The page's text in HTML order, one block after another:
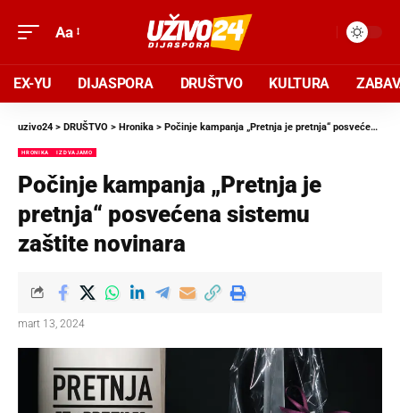
Aa
EX-YU DIJASPORA DRUŠTVO KULTURA
uzivo24 > DRUŠTVO > Hronika > Počinje kampanja „Pretnja je pretnja“ posvećena sistemu zaštite novinara
HRONIKA IZDVAJAMO
Počinje kampanja „Pretnja je
pretnja“ posvećena sistemu
zaštite novinara
mart 13, 2024